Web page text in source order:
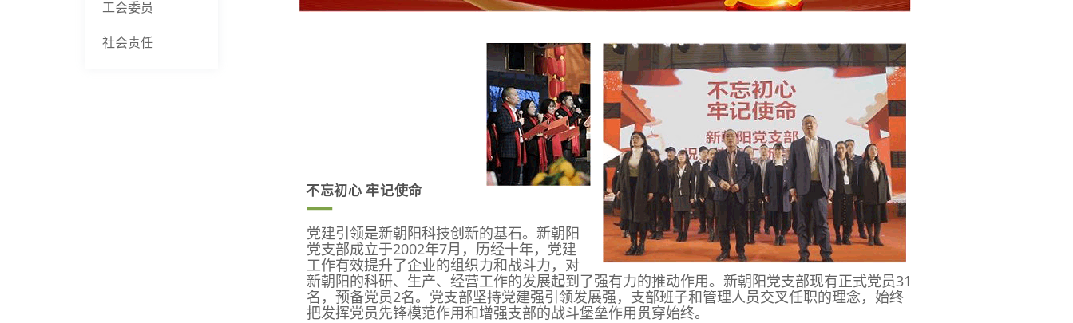
工会委员
社会责任
不忘初心 牢记使命
党建引领是新朝阳科技创新的基石。新朝阳
党支部成立于2002年7月，历经十年，党建
工作有效提升了企业的组织力和战斗力，对
新朝阳的科研、生产、经营工作的发展起到了强有力的推动作用。新朝阳党支部现有正式党员31
名，预备党员2名。党支部坚持党建强引领发展强，支部班子和管理人员交叉任职的理念，始终
把发挥党员先锋模范作用和增强支部的战斗堡垒作用贯穿始终。